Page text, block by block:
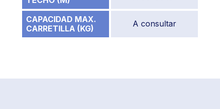
CAPACIDAD MAX.
CARRETILLA (KG)
A consultar